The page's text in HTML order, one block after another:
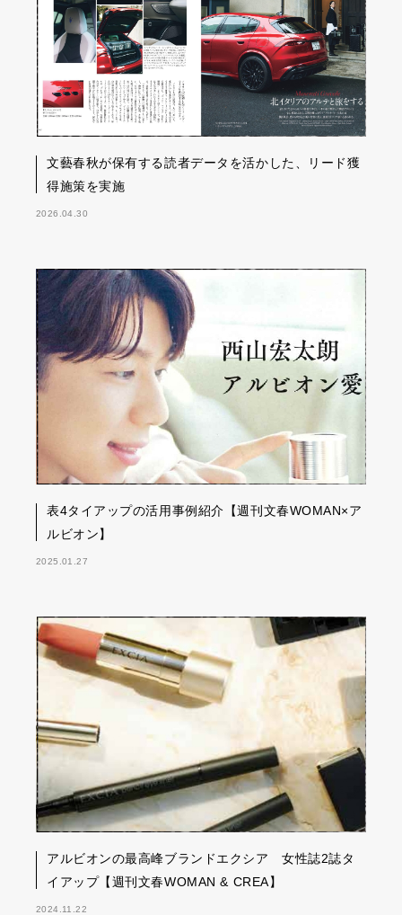
文藝春秋が保有する読者データを活かした、リード獲
得施策を実施
2026.04.30
表4タイアップの活用事例紹介【週刊文春WOMAN×ア
ルビオン】
2025.01.27
アルビオンの最高峰ブランドエクシア 女性誌2誌タ
イアップ【週刊文春WOMAN & CREA】
2024.11.22